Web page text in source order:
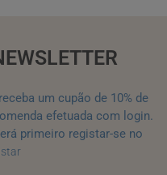
um cupão de 10% de
efetuada com login.
primeiro registar-se no